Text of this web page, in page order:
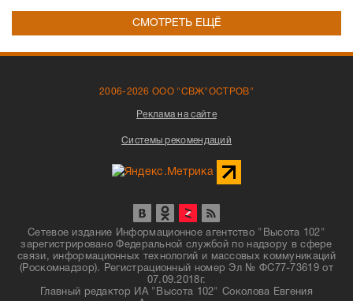
СМОТРЕТЬ ЕЩЁ
2006-2026 ООО "СВЖ"ОСТРОВ"
Реклама на сайте
Системы рекомендаций
Сетевое издание Информационное агентство "Высота 102"
зарегистрировано Федеральной службой по надзору в сфере
связи, информационных технологий и массовых коммуникаций
(Роскомнадзор). Регистрационный номер Эл № ФС77-73619 от
07.09.2018г.
Главный редактор ИА "Высота 102" Соколова Евгения